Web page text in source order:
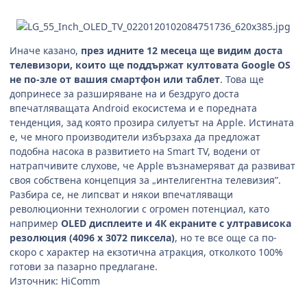
Иначе казано, през идните 12 месеца ще видим доста
телевизори, които ще поддържат култовата Google OS
не по-зле от вашия смартфон или таблет. Това ще
допринесе за разширяване на и бездруго доста
впечатляващата Android екосистема и е поредната
тенденция, зад която прозира силуетът на Apple. Истината
е, че много производители избързаха да предложат
подобна насока в развитието на Smart TV, водени от
натрапчивите слухове, че Apple възнамеряват да развиват
своя собствена концепция за „интелигентна телевизия”.
Разбира се, не липсват и някои впечатляващи
революционни технологии с огромен потенциал, като
например OLED дисплеите и 4К екраните с ултрависока
резолюция (4096 х 3072 пиксела), но те все още са по-
скоро с характер на екзотична атракция, отколкото 100%
готови за пазарно предлагане.
Източник: HiComm